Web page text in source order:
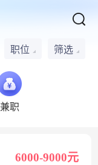
职位 筛选
兼职
6000-9000元